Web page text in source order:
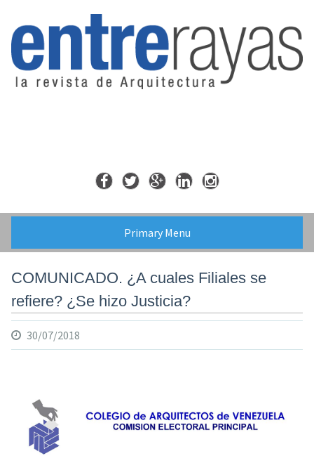
content
Primary Menu
COMUNICADO. ¿A cuales Filiales se
refiere? ¿Se hizo Justicia?
30/07/2018